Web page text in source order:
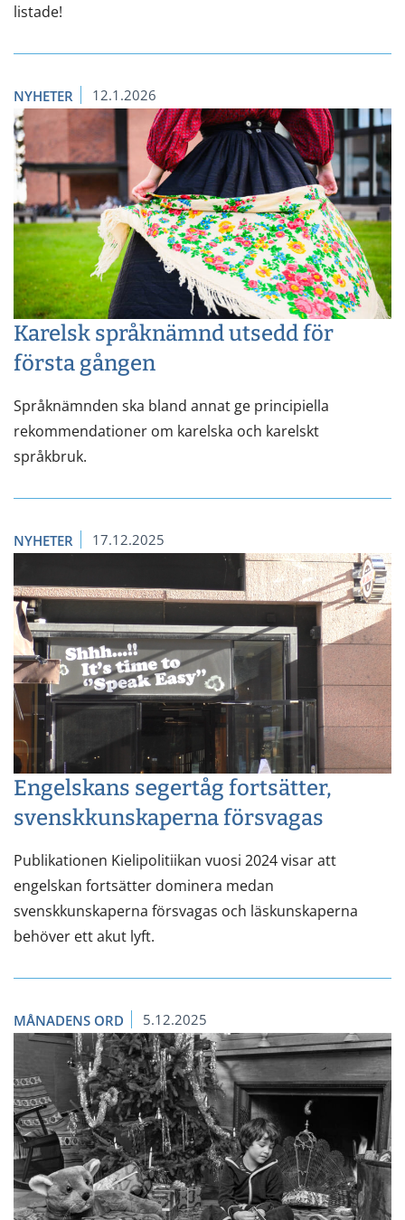
listade!
NYHETER 12.1.2026
Karelsk språknämnd utsedd för
första gången
Språknämnden ska bland annat ge principiella
rekommendationer om karelska och karelskt
språkbruk.
NYHETER 17.12.2025
Engelskans segertåg fortsätter,
svenskkunskaperna försvagas
Publikationen Kielipolitiikan vuosi 2024 visar att
engelskan fortsätter dominera medan
svenskkunskaperna försvagas och läskunskaperna
behöver ett akut lyft.
MÅNADENS ORD 5.12.2025